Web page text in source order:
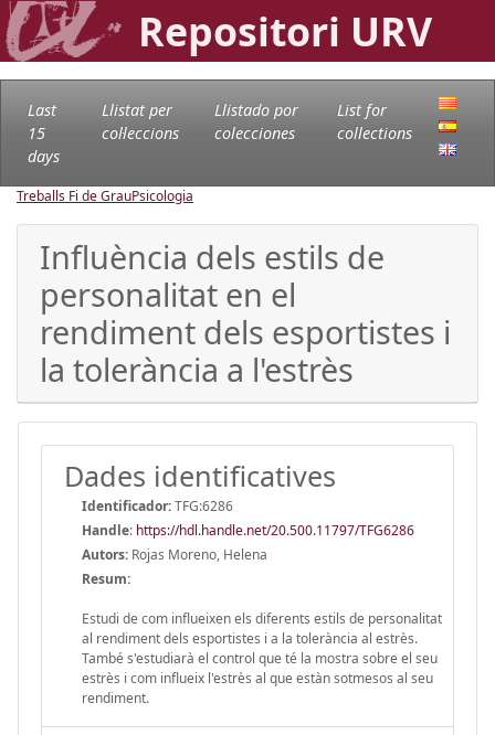
Repositori URV
Last
15
days
Llistat per
col·leccions
Llistado por
colecciones
List for
collections
Treballs Fi de GrauPsicologia
Influència dels estils de
personalitat en el
rendiment dels esportistes i
la tolerància a l'estrès
Dades identificatives
Identificador:TFG:6286
Handle: https://hdl.handle.net/20.500.11797/TFG6286
Autors: Rojas Moreno, Helena
Resum:
Estudi de com influeixen els diferents estils de personalitat
al rendiment dels esportistes i a la tolerància al estrès.
També s'estudiarà el control que té la mostra sobre el seu
estrès i com influeix l'estrès al que estàn sotmesos al seu
rendiment.